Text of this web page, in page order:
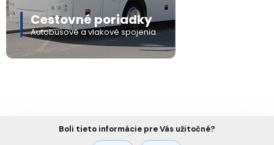
Cestovné poriadky
Autobusové a vlakové spojenia
Boli tieto informácie pre Vás užitočné?